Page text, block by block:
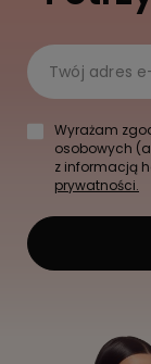
Twój adres
Wyrażam
osobowych
z informacją
prywatności.